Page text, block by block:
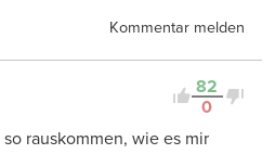
Kommentar melden
82
0
rauskommen, wie es mir